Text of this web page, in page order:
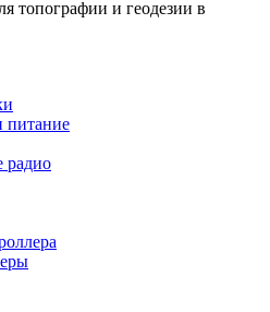
топографии и геодезии в
питание
радио